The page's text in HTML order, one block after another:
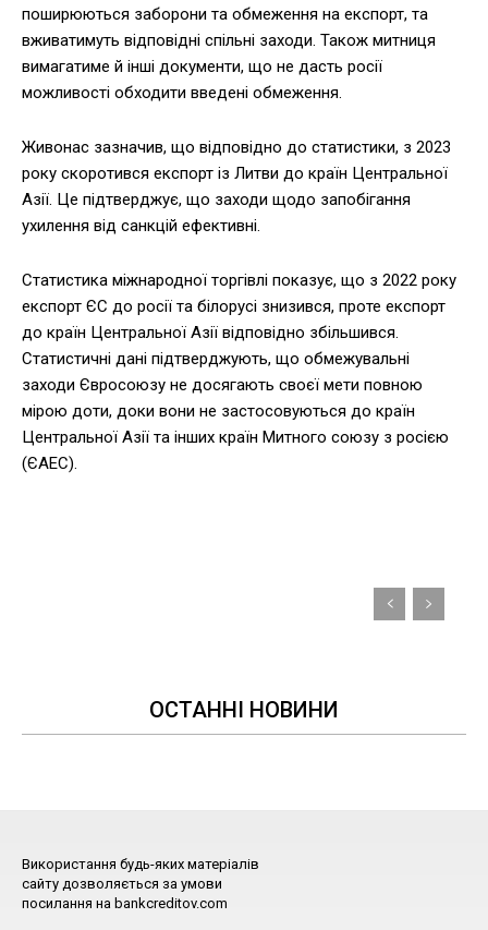
поширюються заборони та обмеження на експорт, та
вживатимуть відповідні спільні заходи. Також митниця
вимагатиме й інші документи, що не дасть росії
можливості обходити введені обмеження.
Живонас зазначив, що відповідно до статистики, з 2023
року скоротився експорт із Литви до країн Центральної
Азії. Це підтверджує, що заходи щодо запобігання
ухилення від санкцій ефективні.
Статистика міжнародної торгівлі показує, що з 2022 року
експорт ЄС до росії та білорусі знизився, проте експорт
до країн Центральної Азії відповідно збільшився.
Статистичні дані підтверджують, що обмежувальні
заходи Євросоюзу не досягають своєї мети повною
мірою доти, доки вони не застосовуються до країн
Центральної Азії та інших країн Митного союзу з росією
(ЄАЕС).
ОСТАННІ НОВИНИ
Використання будь-яких матеріалів
сайту дозволяється за умови
посилання на bankcreditov.com